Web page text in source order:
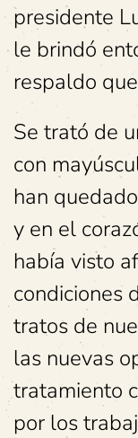
presidente
le brindó
respaldo
Se trató de
con
han
y en el
había visto
condiciones
tratos de
las nuevas
tratamiento
por los